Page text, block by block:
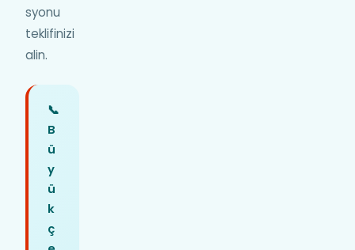
syonu
teklifinizi
alin.
📞
B
ü
y
ü
k
ç